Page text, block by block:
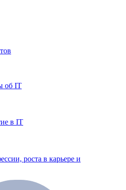
об IT
в IT
роста в карьере и